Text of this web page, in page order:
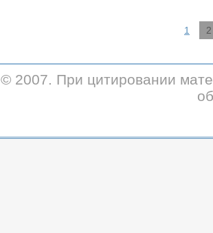
1 2
© 2007. При цитировании